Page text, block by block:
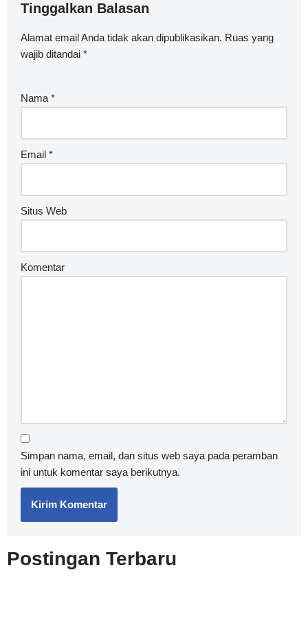
Tinggalkan Balasan
Alamat email Anda tidak akan dipublikasikan. Ruas yang
wajib ditandai *
Nama *
Email *
Situs Web
Komentar
Simpan nama, email, dan situs web saya pada peramban
ini untuk komentar saya berikutnya.
Postingan Terbaru